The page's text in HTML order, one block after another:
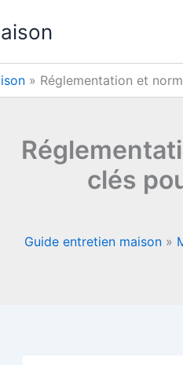
» Réglementation et
clés
Guide entretien maison »